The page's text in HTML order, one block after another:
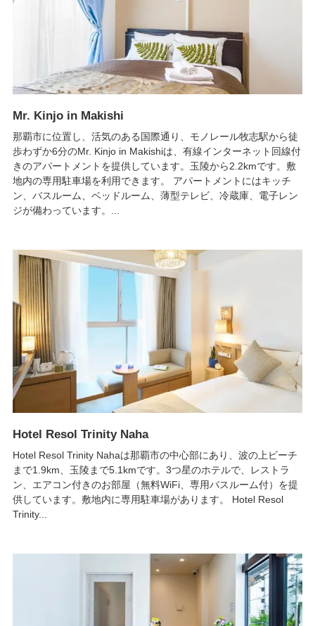
Mr. Kinjo in Makishi
那覇市に位置し、活気のある国際通り、モノレール牧志駅から徒
歩わずか6分のMr. Kinjo in Makishiは、有線インターネット回線付
きのアパートメントを提供しています。玉陵から2.2kmです。敷
地内の専用駐車場を利用できます。 アパートメントにはキッチ
ン、バスルーム、ベッドルーム、薄型テレビ、冷蔵庫、電子レン
ジが備わっています。...
Hotel Resol Trinity Naha
Hotel Resol Trinity Nahaは那覇市の中心部にあり、波の上ビーチ
まで1.9km、玉陵まで5.1kmです。3つ星のホテルで、レストラ
ン、エアコン付きのお部屋（無料WiFi、専用バスルーム付）を提
供しています。敷地内に専用駐車場があります。 Hotel Resol
Trinity...